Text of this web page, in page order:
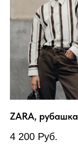
ZARA, рубашка
4 200 Руб.